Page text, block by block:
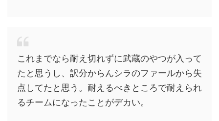
これまでなら耐え切れずに武蔵のやつが入って
たと思うし、訳分からんシラのファールから失
点してたと思う。耐えるべきところで耐えられ
るチームになったことがデカい。